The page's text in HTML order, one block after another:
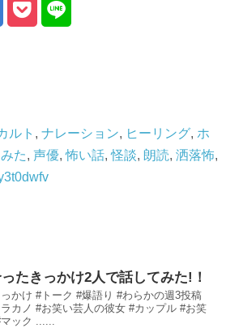
ルト , ナレーション, ヒーリング, ホ
た, 声優,怖い話,怪談, 朗読, 洒落怖,
たきっかけ2人で話してみた!！
かけ #トーク #爆語り #わらかの週3投稿
カノ #お笑い芸人の彼女 #カップル #お笑
ック ......